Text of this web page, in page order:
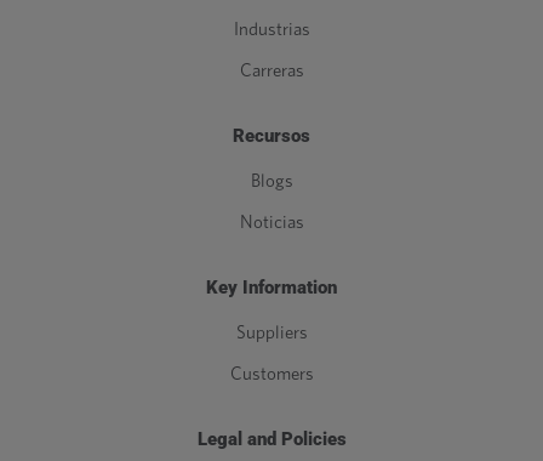
Industrias
Carreras
Recursos
Blogs
Noticias
Key Information
Suppliers
Customers
Legal and Policies